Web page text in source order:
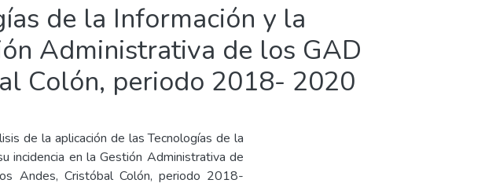
de la Información y la
Administrativa de los GAD
Colón, periodo 2018- 2020
de la aplicación de las Tecnologías de la
incidencia en la Gestión Administrativa de
Andes, Cristóbal Colón, periodo 2018-